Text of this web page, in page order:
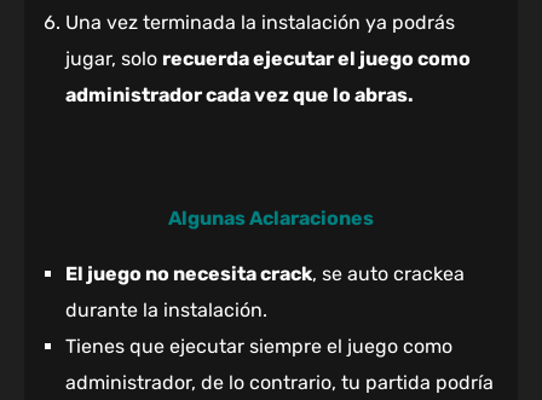
Una vez terminada la instalación ya podrás
jugar, solo recuerda ejecutar el juego como
administrador cada vez que lo abras.
Algunas Aclaraciones
El juego no necesita crack, se auto crackea
durante la instalación.
Tienes que ejecutar siempre el juego como
administrador, de lo contrario, tu partida podría